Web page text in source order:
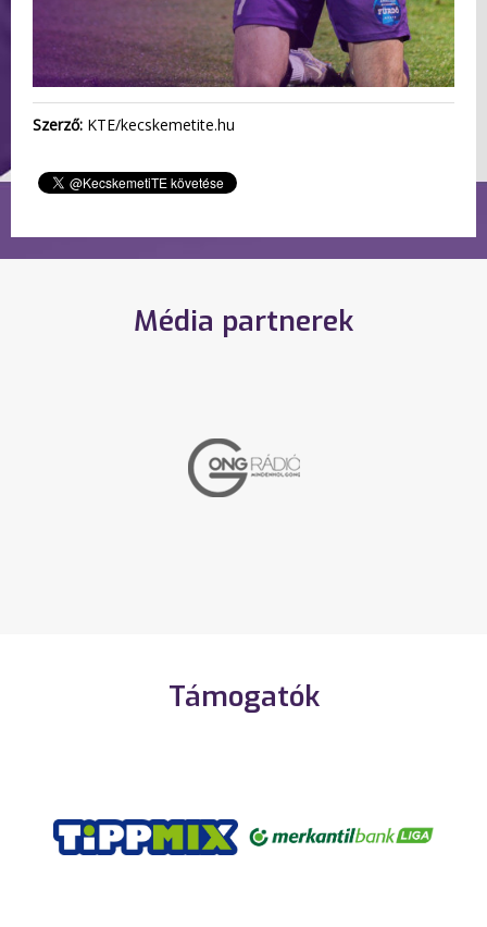
Szerző: KTE/kecskemetite.hu
Média partnerek
Támogatók